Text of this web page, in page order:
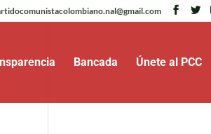
Bancada Únete al PCC